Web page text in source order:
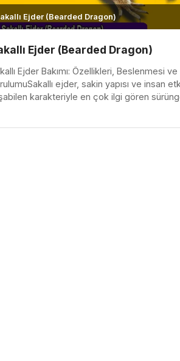
Ejder (Bearded Dragon)
Ejder (Bearded Dragon)
Ejder Bakımı: Özellikleri, Beslenmesi
ejder, sakin yapısı ve insan
karakteriyle en çok ilgi gören